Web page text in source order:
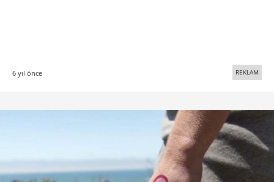
6 yıl önce REKLAM